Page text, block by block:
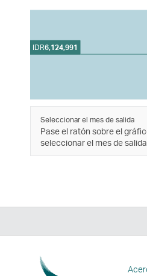
IDR6,124,991
Seleccionar el mes de salida
Pase el ratón sobre el
seleccionar el mes de